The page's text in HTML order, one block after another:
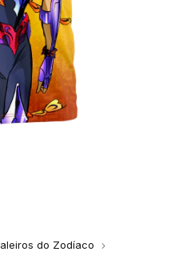
do Zodíaco